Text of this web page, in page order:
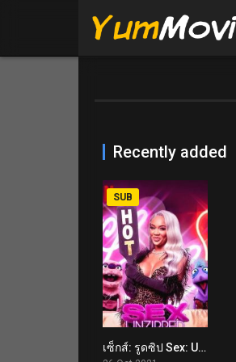
Recently added
2.3
SUB
เซ็กส์: รูดซิป Sex: Unzipped (2021)